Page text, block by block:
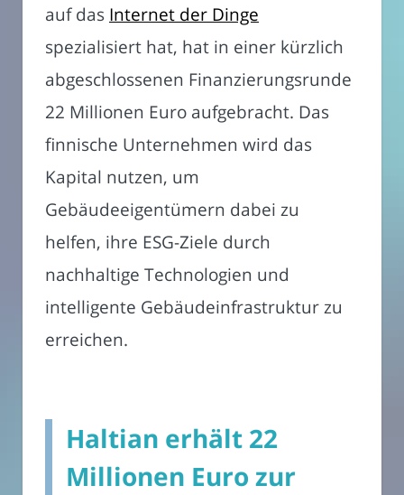
auf das Internet der Dinge
spezialisiert hat, hat in einer kürzlich
abgeschlossenen Finanzierungsrunde
22 Millionen Euro aufgebracht. Das
finnische Unternehmen wird das
Kapital nutzen, um
Gebäudeeigentümern dabei zu
helfen, ihre ESG-Ziele durch
nachhaltige Technologien und
intelligente Gebäudeinfrastruktur zu
erreichen.
Haltian erhält 22
Millionen Euro zur